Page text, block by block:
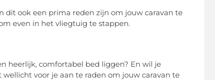
ook een prima reden zijn om jouw caravan te
even in het vliegtuig te stappen.
heerlijk, comfortabel bed liggen? En wil je
voor je aan te raden om jouw caravan te